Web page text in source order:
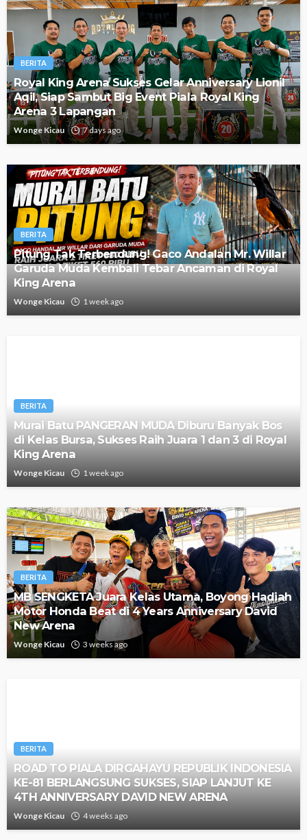
BERITA
Royal King Arena Sukses Gelar Anniversary Lionil
Aqil, Siap Sambut Big Event Piala Royal King
Arena 3 Lapangan
Wonge Kicau 7 days ago
BERITA
Pitung Tak Terbendung! Gaco Andalan Mr. Willar
Garuda Muda Kembali Tebar Ancaman di Royal
King Arena
Wonge Kicau 1 week ago
BERITA
Murai Batu PANGERAN MUDA Diburu Banyak Bos
di Kelas Bursa, Sukses Raih Juara 1 dan 3 di Royal
King Arena
Wonge Kicau 1 week ago
BERITA
MB SENGKETA Juara Kelas Utama, Boyong Hadiah
Motor Honda Beat di 4 Years Anniversary David
New Arena
Wonge Kicau 3 weeks ago
BERITA
ROAD TO PIALA DIRGAHAYU REPUBLIK INDONESIA
KE-81 BERLANGSUNG SUKSES, SIAP LANJUT KE
4TH ANNIVERSARY DAVID NEW ARENA
Wonge Kicau 4 weeks ago